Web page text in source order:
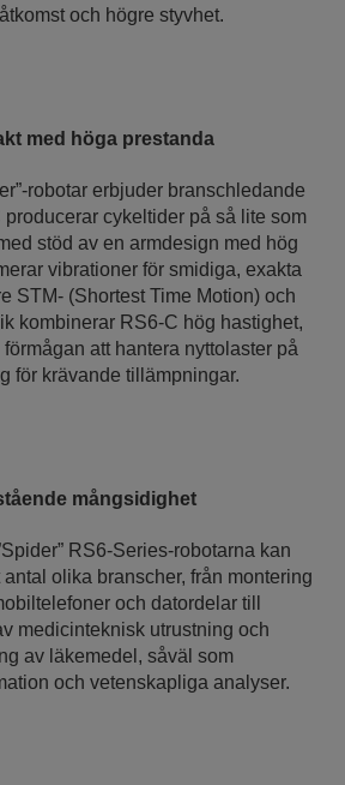
och högre styvhet.
med höga prestanda
robotar erbjuder branschledande
cykeltider på så lite som
stöd av en armdesign med hög
vibrationer för smidiga, exakta
STM- (Shortest Time Motion) och
kombinerar RS6-C hög hastighet,
att hantera nyttolaster på
för krävande tillämpningar.
mångsidighet
RS6-Series-robotarna kan
olika branscher, från montering
och datordelar till
medicinteknisk utrustning och
av läkemedel, såväl som
och vetenskapliga analyser.